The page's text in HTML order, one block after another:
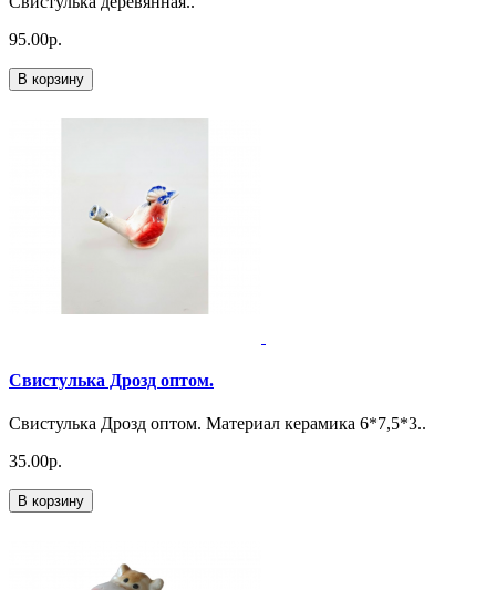
95.00р.
В корзину
Свистулька Дрозд оптом.
Свистулька Дрозд оптом. Материал керамика 6*7,5*3..
35.00р.
В корзину